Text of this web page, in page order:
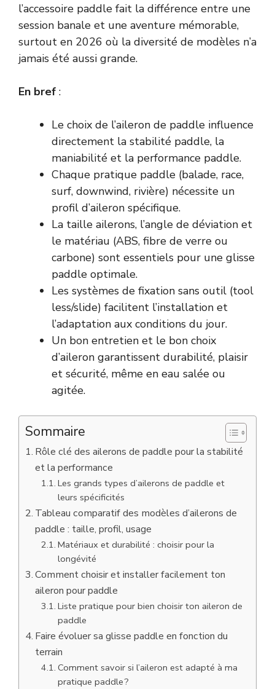
l’accessoire paddle fait la différence entre une
session banale et une aventure mémorable,
surtout en 2026 où la diversité de modèles n’a
jamais été aussi grande.
En bref :
Le choix de l’aileron de paddle influence
directement la stabilité paddle, la
maniabilité et la performance paddle.
Chaque pratique paddle (balade, race,
surf, downwind, rivière) nécessite un
profil d’aileron spécifique.
La taille ailerons, l’angle de déviation et
le matériau (ABS, fibre de verre ou
carbone) sont essentiels pour une glisse
paddle optimale.
Les systèmes de fixation sans outil (tool
less/slide) facilitent l’installation et
l’adaptation aux conditions du jour.
Un bon entretien et le bon choix
d’aileron garantissent durabilité, plaisir
et sécurité, même en eau salée ou
agitée.
Sommaire
Rôle clé des ailerons de paddle pour la stabilité
et la performance
Les grands types d’ailerons de paddle et
leurs spécificités
Tableau comparatif des modèles d’ailerons de
paddle : taille, profil, usage
Matériaux et durabilité : choisir pour la
longévité
Comment choisir et installer facilement ton
aileron pour paddle
Liste pratique pour bien choisir ton aileron de
paddle
Faire évoluer sa glisse paddle en fonction du
terrain
Comment savoir si l’aileron est adapté à ma
pratique paddle ?